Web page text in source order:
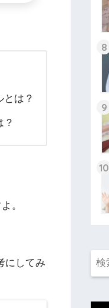
とは？
？
。
にしてみ
8
9
10